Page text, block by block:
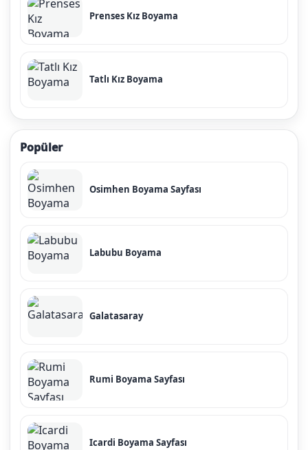
Prenses Kız Boyama
Tatlı Kız Boyama
Popüler
Osimhen Boyama Sayfası
Labubu Boyama
Galatasaray
Rumi Boyama Sayfası
Icardi Boyama Sayfası